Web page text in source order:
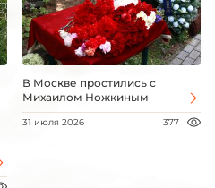
В Москве простились с
Михаилом Ножкиным
31 июля 2026 377